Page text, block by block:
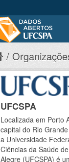
UFCSPA
Localizada em Porto
capital do Rio
a Universidade
Ciências da Saúde
Alegre (UFCSPA) é